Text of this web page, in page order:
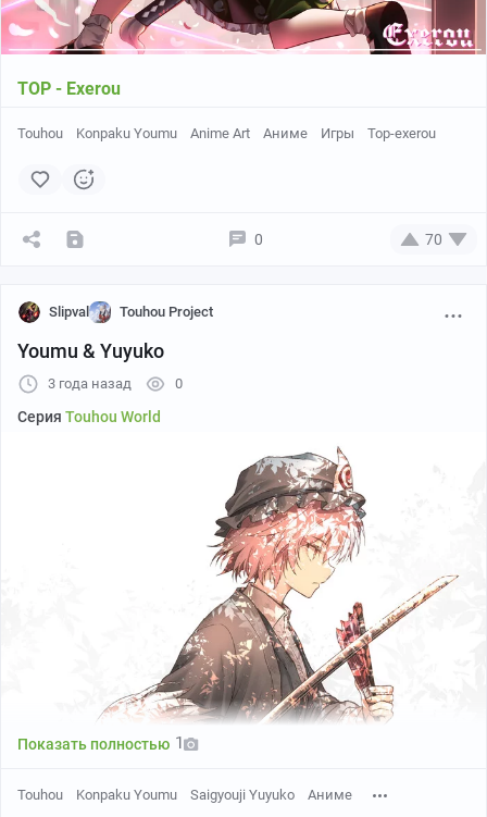
TOP - Exerou
Touhou Konpaku Youmu Anime Art Аниме Игры Top-exerou
0 70
Slipval Touhou Project
Youmu & Yuyuko
3 года назад 0
Серия Touhou World
Показать полностью 1
Touhou Konpaku Youmu Saigyouji Yuyuko Аниме